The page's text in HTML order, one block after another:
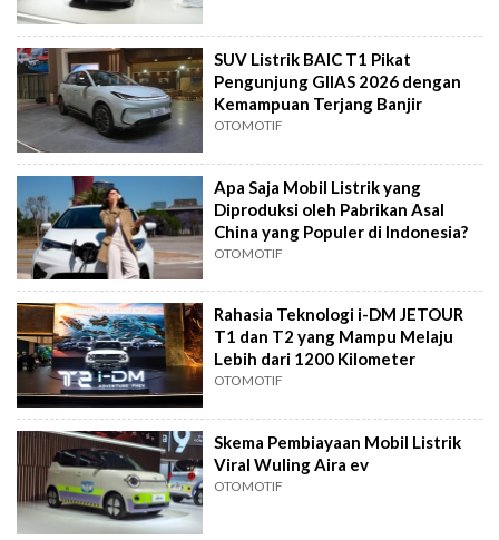
SUV Listrik BAIC T1 Pikat
Pengunjung GIIAS 2026 dengan
Kemampuan Terjang Banjir
OTOMOTIF
Apa Saja Mobil Listrik yang
Diproduksi oleh Pabrikan Asal
China yang Populer di Indonesia?
OTOMOTIF
Rahasia Teknologi i-DM JETOUR
T1 dan T2 yang Mampu Melaju
Lebih dari 1200 Kilometer
OTOMOTIF
Skema Pembiayaan Mobil Listrik
Viral Wuling Aira ev
OTOMOTIF